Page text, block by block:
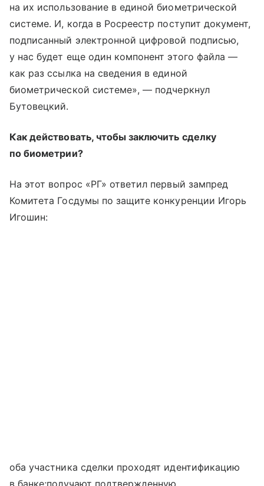
на их использование в единой биометрической
системе. И, когда в Росреестр поступит документ,
подписанный электронной цифровой подписью,
у нас будет еще один компонент этого файла —
как раз ссылка на сведения в единой
биометрической системе», — подчеркнул
Бутовецкий.
Как действовать, чтобы заключить сделку
по биометрии?
На этот вопрос «РГ» ответил первый зампред
Комитета Госдумы по защите конкуренции Игорь
Игошин:
оба участника сделки проходят идентификацию